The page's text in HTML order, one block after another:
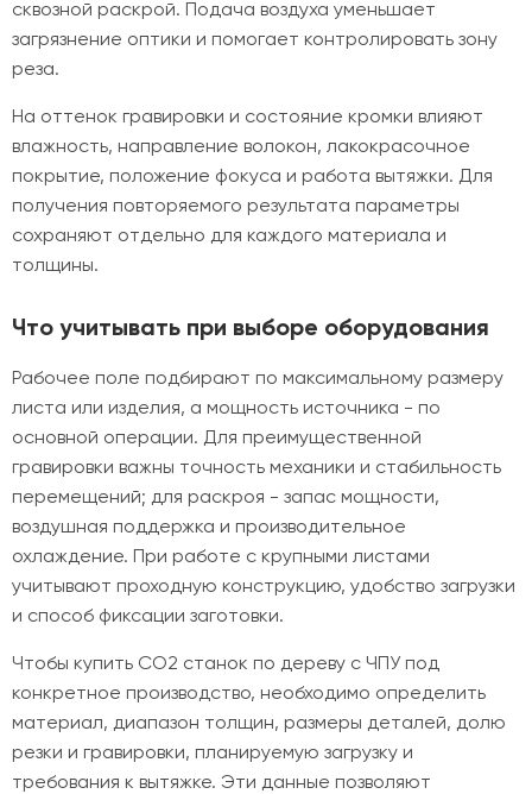
сквозной раскрой. Подача воздуха уменьшает
загрязнение оптики и помогает контролировать зону
реза.
На оттенок гравировки и состояние кромки влияют
влажность, направление волокон, лакокрасочное
покрытие, положение фокуса и работа вытяжки. Для
получения повторяемого результата параметры
сохраняют отдельно для каждого материала и
толщины.
Что учитывать при выборе оборудования
Рабочее поле подбирают по максимальному размеру
листа или изделия, а мощность источника - по
основной операции. Для преимущественной
гравировки важны точность механики и стабильность
перемещений; для раскроя - запас мощности,
воздушная поддержка и производительное
охлаждение. При работе с крупными листами
учитывают проходную конструкцию, удобство загрузки
и способ фиксации заготовки.
Чтобы купить CO2 станок по дереву с ЧПУ под
конкретное производство, необходимо определить
материал, диапазон толщин, размеры деталей, долю
резки и гравировки, планируемую загрузку и
требования к вытяжке. Эти данные позволяют